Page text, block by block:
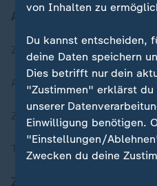
Zuletzt veröffentlicht
Aktuelle Sendungs-Videos
ZDFheute Stories
Themen im Überblick
von Inhalten zu
Du kannst entscheiden,
deine Daten speichern
Dies betrifft nur dein
"Zustimmen" erklärst du
unserer
Einwilligung benötigen.
"Einstellungen/
Zwecken du deine